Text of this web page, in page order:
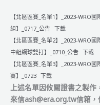
錄
【北區區賽_名單1】_2023-WRO
組】_0717_公告 下載
【北區區賽_名單2】_2023-WRO
中組網球雙打】_0710_公告 下載
【北區區賽_名單3】_2023-WRO
賽】_0723 下載
上述名單因攸關證書之製
來信ash@era.org.tw信箱，